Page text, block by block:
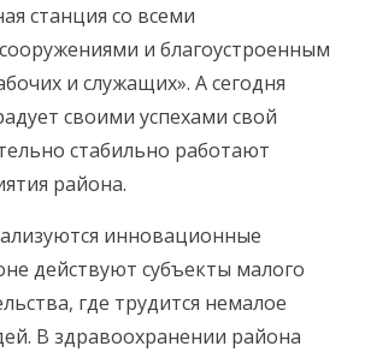
станция со всеми
и благоустроенным
и служащих». А сегодня
своими успехами свой
стабильно работают
района.
инновационные
действуют субъекты малого
где трудится немалое
В здравоохранении района